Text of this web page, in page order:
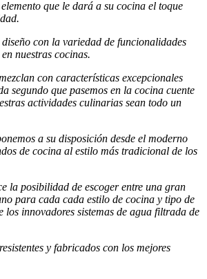
que le dará a su cocina el toque
con la variedad de funcionalidades
nuestras cocinas.
con características excepcionales
segundo que pasemos en la cocina cuente
actividades culinarias sean todo un
a su disposición desde el moderno
de cocina al estilo más tradicional de los
la posibilidad de escoger entre una gran
para cada cada estilo de cocina y tipo de
los innovadores sistemas de agua filtrada de
y fabricados con los mejores